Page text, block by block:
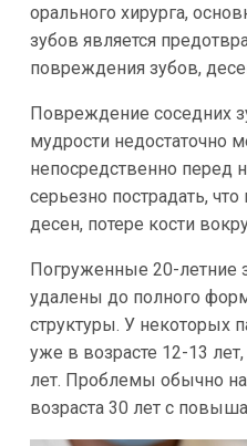
орального хирурга,
зубов является
повреждения зубов,
Повреждение соседних
мудрости недостаточно
непосредственно перед
серьезно пострадать,
десен, потере кости
Погруженные 20-
удалены до полного
структуры. У некоторых
уже в возрасте 12-13
лет. Проблемы обычно
возраста 30 лет с